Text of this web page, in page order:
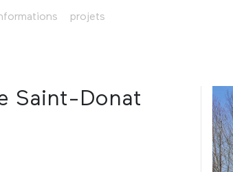
projets
Saint-Donat